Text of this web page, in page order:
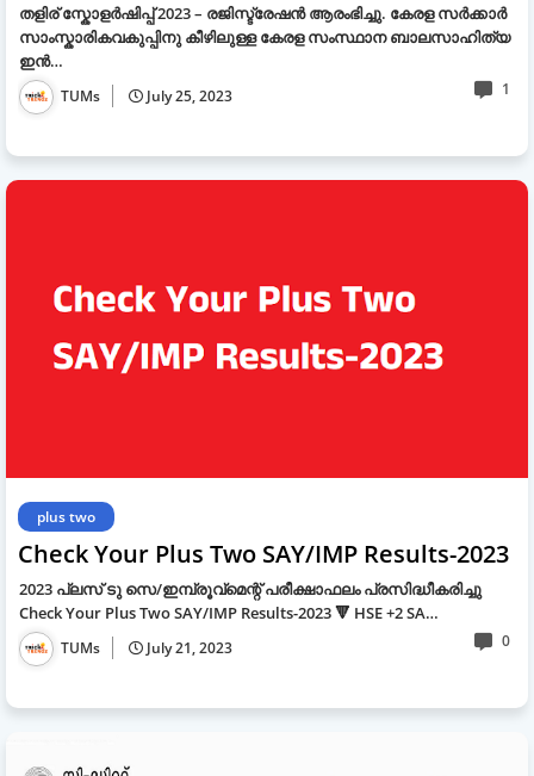
തളിര് സ്കോളർഷിപ്പ് 2023 – രജിസ്ട്രേഷൻ ആരംഭിച്ചു. കേരള സർക്കാർ
സാംസ്കാരികവകുപ്പിനു കീഴിലുള്ള കേരള സംസ്ഥാന ബാലസാഹിത്യ
ഇൻ…
TUMs July 25, 2023 1
plus two
Check Your Plus Two SAY/IMP Results-2023
2023 പ്ലസ് ടു സെ/ഇമ്പ്രൂവ്മെന്റ് പരീക്ഷാഫലം പ്രസിദ്ധീകരിച്ചു
Check Your Plus Two SAY/IMP Results-2023 🔻 HSE +2 SA…
TUMs July 21, 2023 0